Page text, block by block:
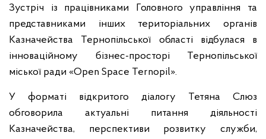
Зустріч із працівниками Головного управління та
представниками інших територіальних органів
Казначейства Тернопільської області відбулася в
інноваційному бізнес-просторі Тернопільської
міської ради «Open Space Ternopil».
У форматі відкритого діалогу Тетяна Слюз
обговорила актуальні питання діяльності
Казначейства, перспективи розвитку служби,